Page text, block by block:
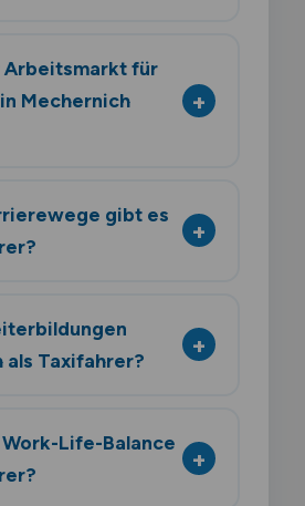
Arbeitsmarkt für
Mechernich
gibt es
als Taxifahrer?
Life-Balance